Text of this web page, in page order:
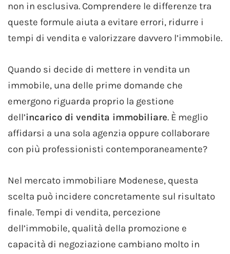
non in esclusiva. Comprendere le differenze tra
queste formule aiuta a evitare errori, ridurre i
tempi di vendita e valorizzare davvero l’immobile.
Quando si decide di mettere in vendita un
immobile, una delle prime domande che
emergono riguarda proprio la gestione
dell’incarico di vendita immobiliare. È meglio
affidarsi a una sola agenzia oppure collaborare
con più professionisti contemporaneamente?
Nel mercato immobiliare Modenese, questa
scelta può incidere concretamente sul risultato
finale. Tempi di vendita, percezione
dell’immobile, qualità della promozione e
capacità di negoziazione cambiano molto in